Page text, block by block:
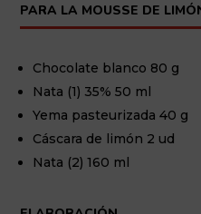
PARA LA MOUSSE DE
Chocolate blanco 80 g
Nata (1) 35% 50 ml
Yema pasteurizada 40 g
Cáscara de limón 2 ud
Nata (2) 160 ml